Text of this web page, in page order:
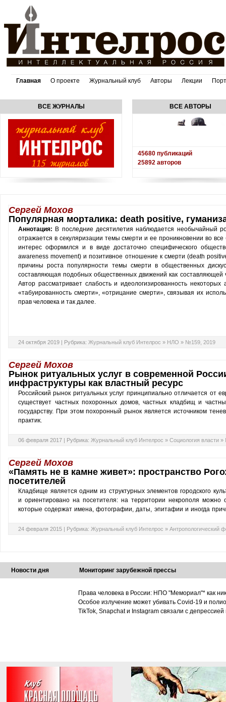
Главная О проекте Журнальный клуб Авторы Лекции
ВСЕ ЖУРНАЛЫ ВСЕ АВТОРЫ
45680 публикаций
25892 авторов
Сергей Мохов
Популярная морталика: death positive,
Аннотация: В последние десятилетия наблюдается необычайный
отражается в секуляризации темы смерти и ее проникновении во
интерес оформился и в виде достаточно специфического
awareness movement) и позитивное отношение к смерти (death
причины роста популярности темы смерти в общественных
составляющая подобных общественных движений как составляющей
Автор рассматривает слабость и идеологизированность некоторых
«табуированность смерти», «отрицание смерти», связывая их
прав человека и так далее.
24 октября 2019 | Рубрика: Журнальный клуб Интелрос » НЛО » №159, 2019
Сергей Мохов
Рынок ритуальных услуг в современной
инфраструктуры как властный ресурс
Российский рынок ритуальных услуг принципиально отличается от
существует частных похоронных домов, частных кладбищ и
государству. При этом похоронный рынок является источником
практик.
06 февраля 2017 | Рубрика: Журнальный клуб Интелрос » Социология власти »
Сергей Мохов
«Память не в камне живет»: пространство
посетителей
Кладбище является одним из структурных элементов городского
и ориентировано на посетителя: на территории некрополя можно
которые содержат имена, фотографии, даты, эпитафии и иногда
24 февраля 2015 | Рубрика: Журнальный клуб Интелрос » Антропологический
Новости дня Мониторинг зарубежной прессы
Права человека в России: НПО "Мемориал"* как
Особое излучение может убивать Covid-19 и
TikTok, Snapchat и Instagram связали с